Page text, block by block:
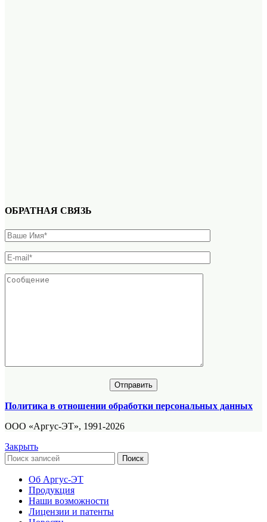
ОБРАТНАЯ СВЯЗЬ
Политика в отношении обработки персональных данных
ООО «Аргус-ЭТ», 1991-2026
Закрыть
Поиск
Об Аргус-ЭТ
Продукция
Наши возможности
Лицензии и патенты